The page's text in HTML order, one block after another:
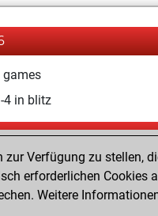
games
4 in blitz
games
2 in bullet
Verfügung zu stellen,
erforderlichen Cookies
Weitere